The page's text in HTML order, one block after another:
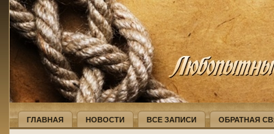
ГЛАВНАЯ НОВОСТИ ВСЕ ЗАПИСИ ОБРАТНАЯ